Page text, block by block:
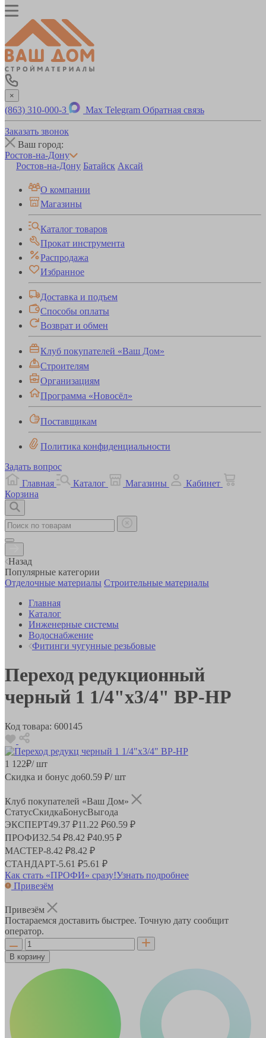
×
(863) 310-000-3 Max Telegram Обратная связь
Заказать звонок
Ваш город:
Ростов-на-Дону
Ростов-на-Дону Батайск Аксай
О компании
Магазины
Каталог товаров
Прокат инструмента
Распродажа
Избранное
Доставка и подъем
Способы оплаты
Возврат и обмен
Клуб покупателей «Ваш Дом»
Строителям
Организациям
Программа «Новосёл»
Поставщикам
Политика конфиденциальности
Задать вопрос
Главная
Каталог Магазины
Кабинет
Корзина
Назад
Популярные категории
Отделочные материалы Строительные материалы
Главная
Каталог
Инженерные системы
Водоснабжение
Фитинги чугунные резьбовые
Переход редукционный
черный 1 1/4"x3/4" ВР-НР
Код товара: 600145
1 122₽/ шт
Скидка и бонус до60.59 ₽/ шт
Клуб покупателей «Ваш Дом»
СтатусСкидкаБонусВыгода
ЭКСПЕРТ49.37 ₽11.22 ₽60.59 ₽
ПРОФИ32.54 ₽8.42 ₽40.95 ₽
МАСТЕР-8.42 ₽8.42 ₽
СТАНДАРТ-5.61 ₽5.61 ₽
Как стать «ПРОФИ» сразу!Узнать подробнее
Привезём
Привезём
Постараемся доставить быстрее. Точную дату сообщит
оператор.
В корзину